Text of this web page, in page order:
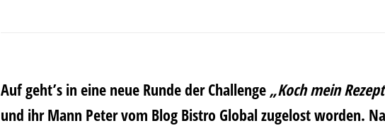
Auf geht’s in eine neue Runde der Challenge „Koch mein
und ihr Mann Peter vom Blog Bistro Global zugelost worden.